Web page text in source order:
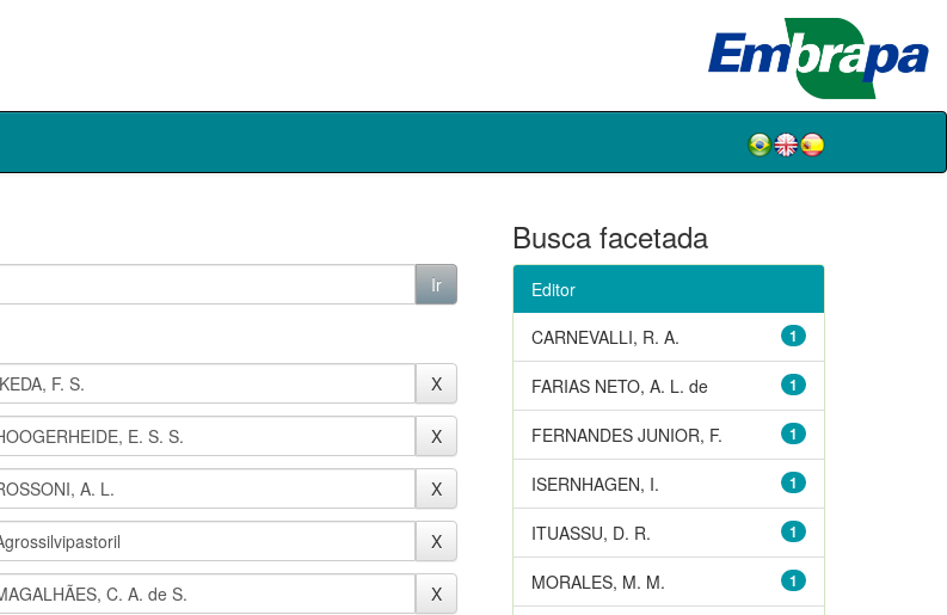
Busca facetada
Editor
1
CARNEVALLI, R. A.
1
FARIAS NETO, A. L. de
1
FERNANDES JUNIOR, F.
1
ISERNHAGEN, I.
1
ITUASSU, D. R.
1
MORALES, M. M.